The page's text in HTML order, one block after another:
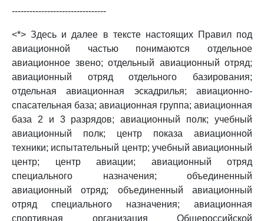
--------------------------------
<*> Здесь и далее в тексте настоящих Правил под
авиационной частью понимаются отдельное
авиационное звено; отдельный авиационный отряд;
авиационный отряд отдельного базирования;
отдельная авиационная эскадрилья; авиационно-
спасательная база; авиационная группа; авиационная
база 2 и 3 разрядов; авиационный полк; учебный
авиационный полк; центр показа авиационной
техники; испытательный центр; учебный авиационный
центр; центр авиации; авиационный отряд
специального назначения; объединенный
авиационный отряд; объединенный авиационный
отряд специального назначения; авиационная
спортивная организация Общероссийской